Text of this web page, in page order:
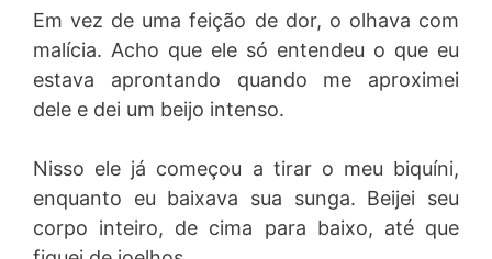
Em vez de uma feição de dor, o olhava com
malícia. Acho que ele só entendeu o que eu
estava aprontando quando me aproximei
dele e dei um beijo intenso.
Nisso ele já começou a tirar o meu biquíni,
enquanto eu baixava sua sunga. Beijei seu
corpo inteiro, de cima para baixo, até que